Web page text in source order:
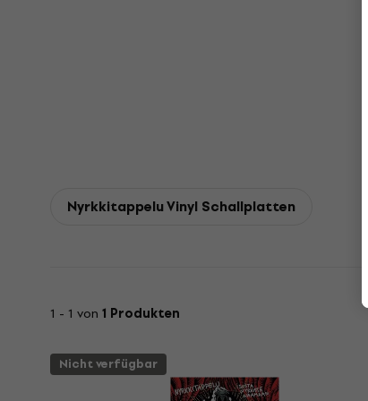
Nyrkkitappelu Vinyl Schallplatten
1 - 1 von 1 Produkten
Nicht verfügbar